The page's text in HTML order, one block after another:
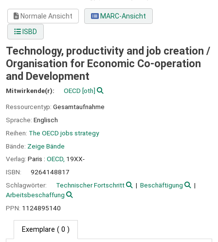
Normale Ansicht
MARC-Ansicht
ISBD
Technology, productivity and job creation /
Organisation for Economic Co-operation
and Development
Mitwirkende(r): OECD [oth]
Ressourcentyp: Gesamtaufnahme
Sprache: Englisch
Reihen: The OECD jobs strategy
Bände: Zeige Bände
Verlag: Paris : OECD, 19XX-
ISBN:
9264148817
Schlagwörter:
Technischer Fortschritt
Beschäftigung
Arbeitsbeschaffung
PPN: 1124895140
Exemplare ( 0 )